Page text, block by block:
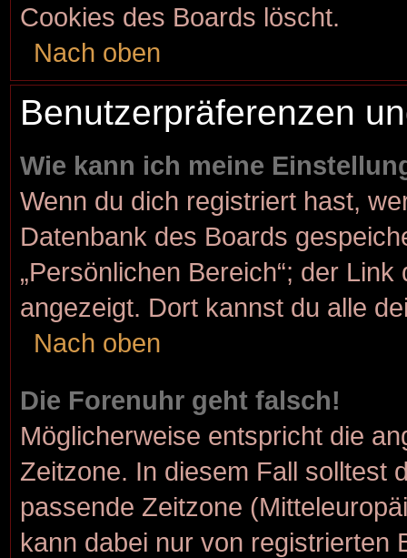
Cookies des Boards löscht.
Nach oben
Benutzerpräferenzen
Wie kann ich meine
Wenn du dich registriert hast,
Datenbank des Boards
„Persönlichen Bereich“; der
angezeigt. Dort kannst du alle
Nach oben
Die Forenuhr geht falsch!
Möglicherweise entspricht die
Zeitzone. In diesem Fall solltest
passende Zeitzone
kann dabei nur von registrierten